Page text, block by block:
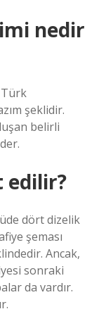
nedir
Türk
şeklidir.
belirli
edilir?
dört dizelik
şeması
Ancak,
sonraki
da vardır.